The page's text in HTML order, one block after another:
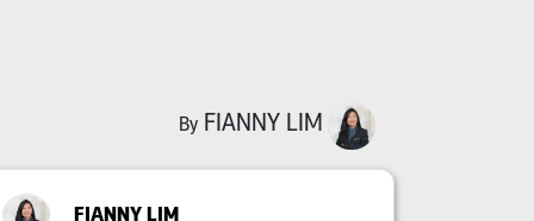
By FIANNY LIM
FIANNY LIM